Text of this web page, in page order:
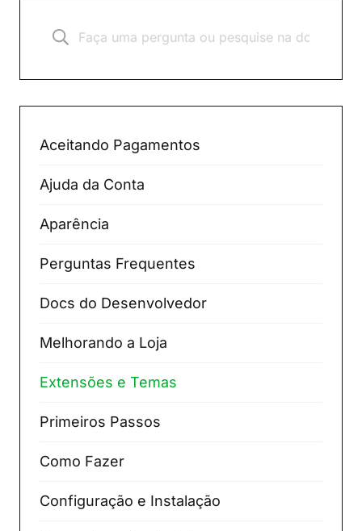
Aceitando Pagamentos
Ajuda da Conta
Aparência
Perguntas Frequentes
Docs do Desenvolvedor
Melhorando a Loja
Extensões e Temas
Primeiros Passos
Como Fazer
Configuração e Instalação